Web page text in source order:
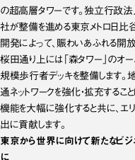
の超高層タワーです。独立行政
社が整備を進める東京メトロ日比
開発によって、賑わいあふれる開
桜田通り上には「森タワー」のオ
規模歩行者デッキを整備します。
通ネットワークを強化・拡充するこ
機能を大幅に強化すると共に、
出に貢献します。
東京から世界に向けて新たなビジ
に